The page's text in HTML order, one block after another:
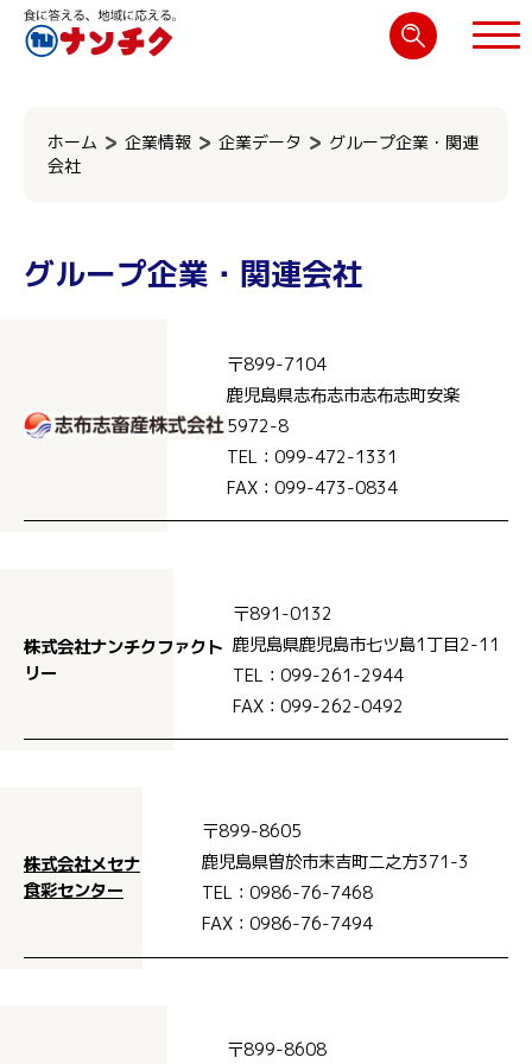
ホーム 企業情報 企業データ
グループ企業・関連
会社
グループ企業・関連会社
〒899-7104
鹿児島県志布志市志布志町安楽
5972-8
TEL：099-472-1331
FAX：099-473-0834
株式会社ナンチクファクト
リー
〒891-0132
鹿児島県鹿児島市七ツ島1丁目2-11
TEL：099-261-2944
FAX：099-262-0492
株式会社メセナ
食彩センター
〒899-8605
鹿児島県曽於市末吉町二之方371-3
TEL：0986-76-7468
FAX：0986-76-7494
〒899-8608